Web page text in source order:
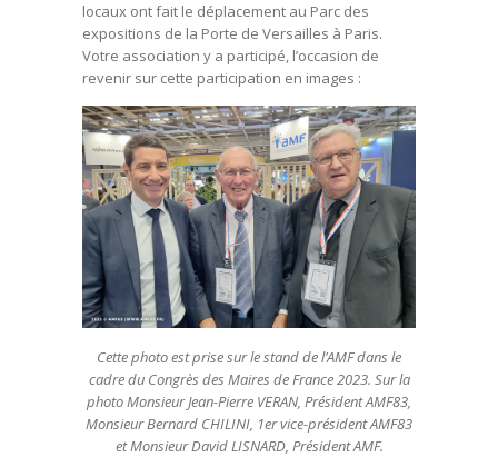
locaux ont fait le déplacement au Parc des
expositions de la Porte de Versailles à Paris.
Votre association y a participé, l’occasion de
revenir sur cette participation en images :
Cette photo est prise sur le stand de l’AMF dans le
cadre du Congrès des Maires de France 2023. Sur la
photo Monsieur Jean-Pierre VERAN, Président AMF83,
Monsieur Bernard CHILINI, 1er vice-président AMF83
et Monsieur David LISNARD, Président AMF.